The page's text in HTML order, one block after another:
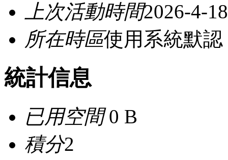
上次活動時間2026-4-
所在時區使用系統默認
統計信息
已用空間0 B
積分2